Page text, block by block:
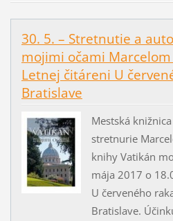
30. 5. – Stretnutie a
mojimi očami Marcelom
Letnej čitáreni U
Bratislave
Mestská
stretnurie
knihy Vatikán
mája 2017 o
U červeného
Bratislave.